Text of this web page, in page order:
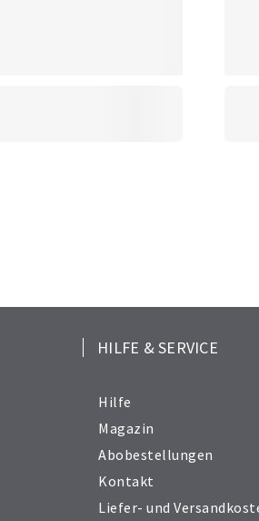
HILFE & SERVICE
Hilfe
Magazin
Abobestellungen
Kontakt
Liefer- und